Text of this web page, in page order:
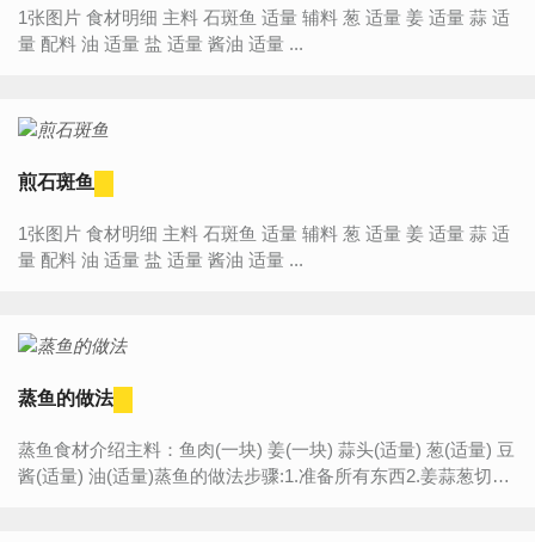
1张图片 食材明细 主料 石斑鱼 适量 辅料 葱 适量 姜 适量 蒜 适
量 配料 油 适量 盐 适量 酱油 适量 ...
煎石斑鱼
1张图片 食材明细 主料 石斑鱼 适量 辅料 葱 适量 姜 适量 蒜 适
量 配料 油 适量 盐 适量 酱油 适量 ...
蒸鱼的做法
蒸鱼食材介绍主料：鱼肉(一块) 姜(一块) 蒜头(适量) 葱(适量) 豆
酱(适量) 油(适量)蒸鱼的做法步骤:1.准备所有东西2.姜蒜葱切好